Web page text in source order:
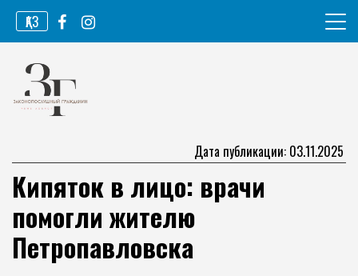
Перейти
содержимому
ҚАЗ
Законопослушный гражданин
Дата публикации: 03.11.2025
Кипяток в лицо: врачи
помогли жителю
Петропавловска